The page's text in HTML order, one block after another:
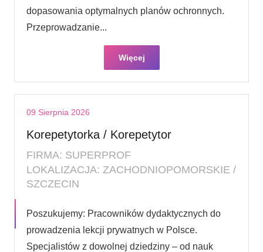
dopasowania optymalnych planów ochronnych.
Przeprowadzanie...
Więcej
09 Sierpnia 2026
Korepetytorka / Korepetytor
FIRMA: SUPERPROF
LOKALIZACJA: ZACHODNIOPOMORSKIE /
SZCZECIN
Poszukujemy: Pracowników dydaktycznych do
prowadzenia lekcji prywatnych w Polsce.
Specjalistów z dowolnej dziedziny – od nauk